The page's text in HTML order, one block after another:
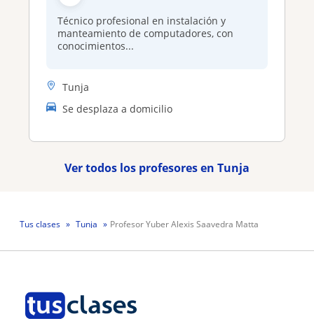
Técnico profesional en instalación y
manteamiento de computadores, con
conocimientos...
Tunja
Se desplaza a domicilio
Ver todos los profesores en Tunja
Tus clases Tunja Profesor Yuber Alexis Saavedra Matta